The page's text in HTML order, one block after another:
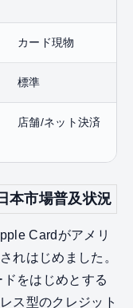
カード現物
標準
店舗/ネット決済
本市場普及状況
Cardがアメリ
れはじめました。
をはじめとする
ス型のクレジット